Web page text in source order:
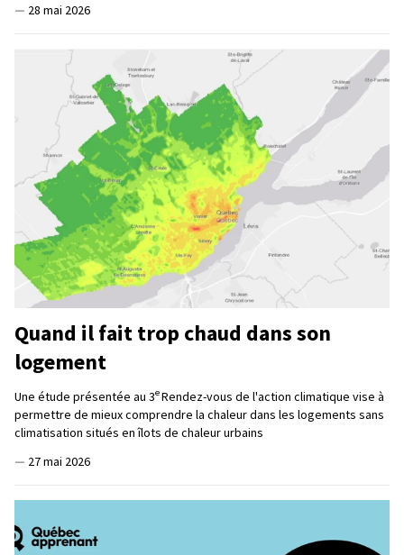
— 28 mai 2026
Quand il fait trop chaud dans son
logement
Une étude présentée au 3eRendez-vous de l'action climatique vise à
permettre de mieux comprendre la chaleur dans les logements sans
climatisation situés en îlots de chaleur urbains
— 27 mai 2026